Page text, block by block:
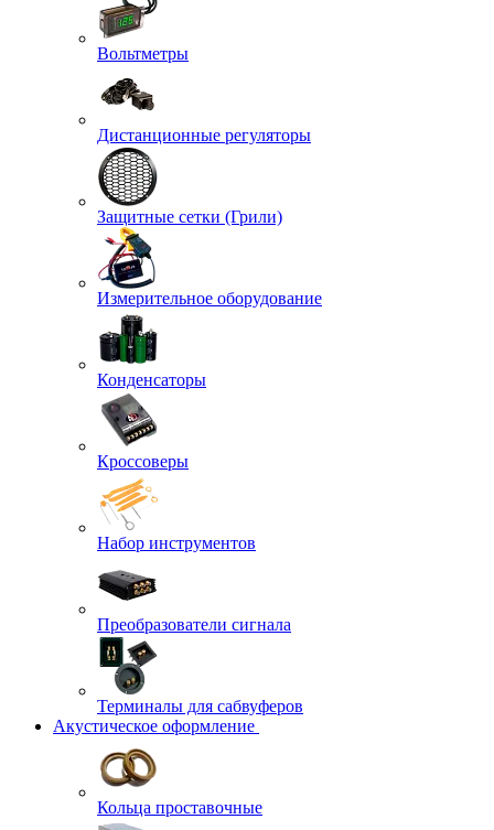
Вольтметры
Дистанционные регуляторы
Защитные сетки (Грили)
Измерительное оборудование
Конденсаторы
Кроссоверы
Набор инструментов
Преобразователи сигнала
Терминалы для сабвуферов
Акустическое оформление
Кольца проставочные